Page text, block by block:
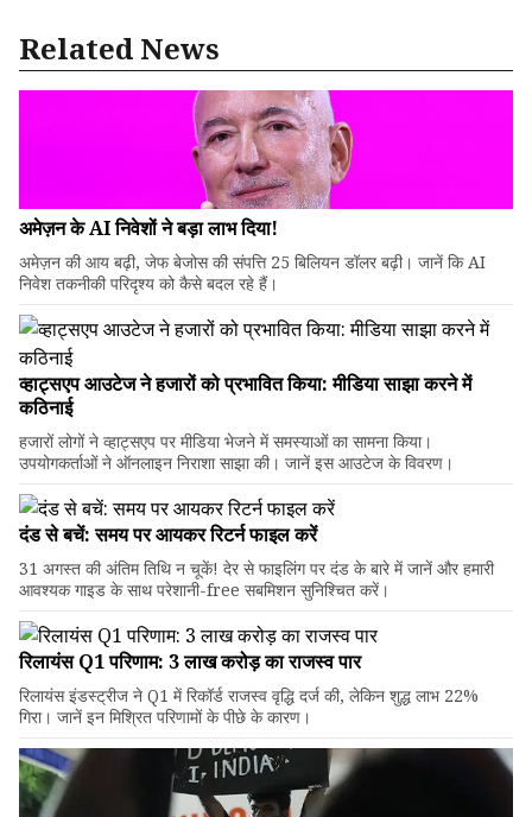
Related News
अमेज़न के AI निवेशों ने बड़ा लाभ दिया!
अमेज़न की आय बढ़ी, जेफ बेजोस की संपत्ति 25 बिलियन डॉलर बढ़ी। जानें कि AI
निवेश तकनीकी परिदृश्य को कैसे बदल रहे हैं।
व्हाट्सएप आउटेज ने हजारों को प्रभावित किया: मीडिया साझा करने में
कठिनाई
हजारों लोगों ने व्हाट्सएप पर मीडिया भेजने में समस्याओं का सामना किया।
उपयोगकर्ताओं ने ऑनलाइन निराशा साझा की। जानें इस आउटेज के विवरण।
दंड से बचें: समय पर आयकर रिटर्न फाइल करें
31 अगस्त की अंतिम तिथि न चूकें! देर से फाइलिंग पर दंड के बारे में जानें और हमारी
आवश्यक गाइड के साथ परेशानी-free सबमिशन सुनिश्चित करें।
रिलायंस Q1 परिणाम: ₹3 लाख करोड़ का राजस्व पार
रिलायंस इंडस्ट्रीज ने Q1 में रिकॉर्ड राजस्व वृद्धि दर्ज की, लेकिन शुद्ध लाभ 22%
गिरा। जानें इन मिश्रित परिणामों के पीछे के कारण।